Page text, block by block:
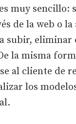
muy sencillo:
de la web o
subir, eliminar
la misma
al cliente de
los